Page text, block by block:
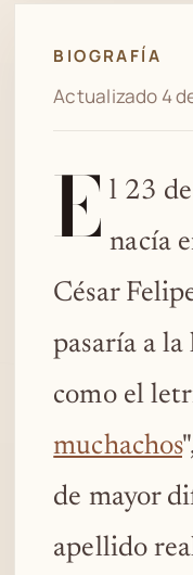
BIOGRAFÍA
Actualizado 4
E l 23
nacía
César
pasaría a
como el
muchachos
de mayor
apellido